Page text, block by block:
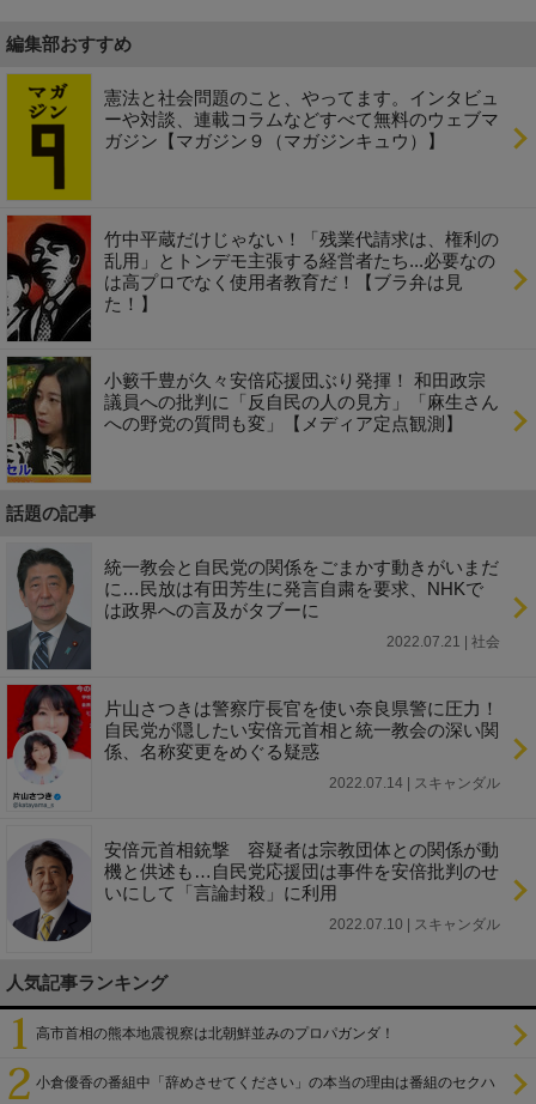
編集部おすすめ
憲法と社会問題のこと、やってます。インタビュ
ーや対談、連載コラムなどすべて無料のウェブマ
ガジン【マガジン９（マガジンキュウ）】
竹中平蔵だけじゃない！「残業代請求は、権利の
乱用」とトンデモ主張する経営者たち...必要なの
は高プロでなく使用者教育だ！【ブラ弁は見
た！】
小籔千豊が久々安倍応援団ぶり発揮！ 和田政宗
議員への批判に「反自民の人の見方」「麻生さん
への野党の質問も変」【メディア定点観測】
話題の記事
統一教会と自民党の関係をごまかす動きがいまだ
に…民放は有田芳生に発言自粛を要求、NHKで
は政界への言及がタブーに
2022.07.21 | 社会
片山さつきは警察庁長官を使い奈良県警に圧力！
自民党が隠したい安倍元首相と統一教会の深い関
係、名称変更をめぐる疑惑
2022.07.14 | スキャンダル
安倍元首相銃撃 容疑者は宗教団体との関係が動
機と供述も…自民党応援団は事件を安倍批判のせ
いにして「言論封殺」に利用
2022.07.10 | スキャンダル
人気記事ランキング
高市首相の熊本地震視察は北朝鮮並みのプロパガンダ！
小倉優香の番組中「辞めさせてください」の本当の理由は番組のセクハ